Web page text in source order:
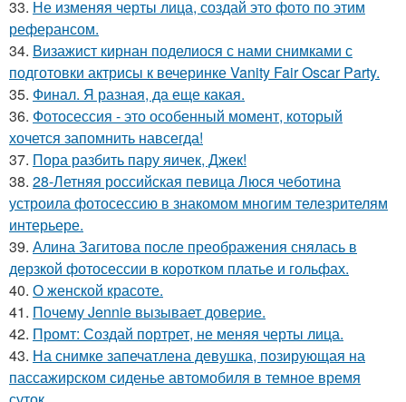
33. Не изменяя черты лица, создай это фото по этим
реферансом.
34. Визажист кирнан поделиося с нами снимками с
подготовки актрисы к вечеринке Vanity Fair Oscar Party.
35. Финал. Я разная, да еще какая.
36. Фотосессия - это особенный момент, который
хочется запомнить навсегда!
37. Пора разбить пару яичек, Джек!
38. 28-Летняя российская певица Люся чеботина
устроила фотосессию в знакомом многим телезрителям
интерьере.
39. Алина Загитова после преображения снялась в
дерзкой фотосессии в коротком платье и гольфах.
40. О женской красоте.
41. Почему Jennie вызывает доверие.
42. Промт: Создай портрет, не меняя черты лица.
43. На снимке запечатлена девушка, позирующая на
пассажирском сиденье автомобиля в темное время